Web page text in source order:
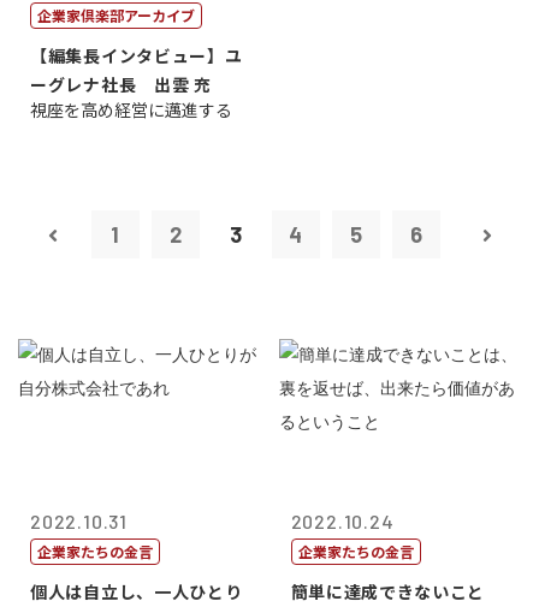
企業家倶楽部アーカイブ
【編集長インタビュー】ユ
ーグレナ社長 出雲 充
視座を高め経営に邁進する
1 2 3 4 5 6
2022.10.31
企業家たちの金言
個人は自立し、一人ひとり
2022.10.24
企業家たちの金言
簡単に達成できないこと